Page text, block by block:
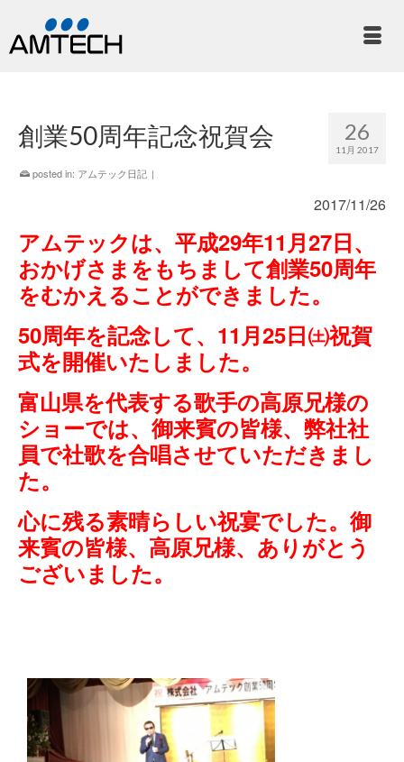
26
11月 2017
創業50周年記念祝賀会
posted in: アムテック日記 |
2017/11/26
アムテックは、平成29年11月27日、
おかげさまをもちまして創業50周年
をむかえることができました。
50周年を記念して、11月25日㈯祝賀
式を開催いたしました。
富山県を代表する歌手の高原兄様の
ショーでは、御来賓の皆様、弊社社
員で社歌を合唱させていただきまし
た。
心に残る素晴らしい祝宴でした。御
来賓の皆様、高原兄様、ありがとう
ございました。